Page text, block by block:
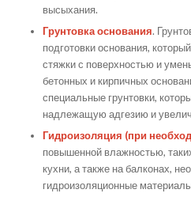
высыхания.
Грунтовка основания.
подготовки основания,
стяжки с поверхностью и
бетонных и кирпичных
специальные грунтовки,
надлежащую адгезию и
Гидроизоляция (при
повышенной влажностью,
кухни, а также на балконах,
гидроизоляционные